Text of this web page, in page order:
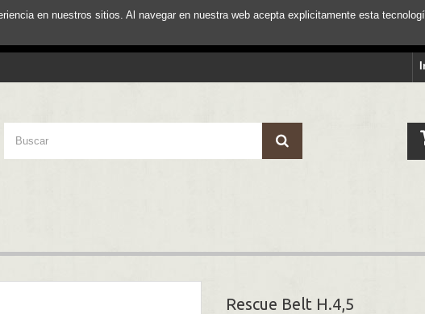
en nuestros sitios. Al navegar en nuestra web acepta explicitamente esta
Rescue Belt H.4,5